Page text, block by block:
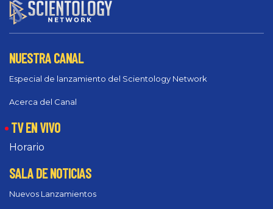
NUESTRA CANAL
Especial de lanzamiento del Scientology Network
Acerca del Canal
TV EN VIVO
Horario
SALA DE NOTICIAS
Nuevos Lanzamientos